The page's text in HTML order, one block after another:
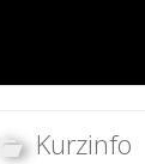
Kurzinfo